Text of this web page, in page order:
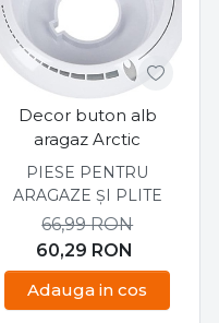
Decor buton alb
aragaz Arctic
PIESE PENTRU
ARAGAZE ȘI PLITE
60,29 RON
66,99RON
Adauga in cos